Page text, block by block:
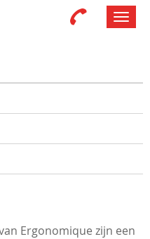
Ergonomique zijn een